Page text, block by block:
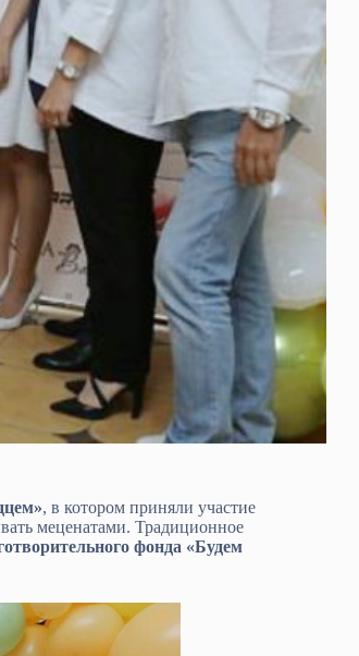
, в котором приняли участие
меценатами. Традиционное
фонда «Будем